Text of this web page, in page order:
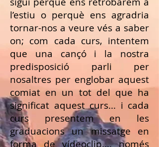
l’estiu o perquè ens agradria
tornar-nos a veure vés a saber
on; com cada curs, intentem
que una cançó i la nostra
predisposició parli per
nosaltres per englobar aquest
comiat en un tot del que ha
significat aquest curs... i cada
curs presentem en les
graduacions un missatge en
forma de vídeoclip.... només